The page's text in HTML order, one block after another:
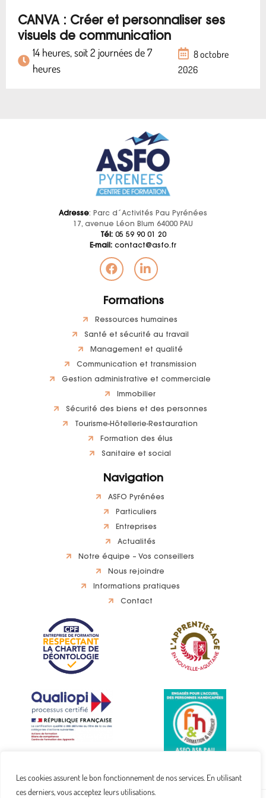
Les cookies assurent le bon fonctionnement de nos services. En utilisant
ces derniers, vous acceptez leurs utilisations.
CANVA : Créer et personnaliser ses
visuels de communication
14 heures, soit 2 journées de 7
heures
8 octobre
2026
Adresse: Parc d´Activités Pau Pyrénées
17, avenue Léon Blum 64000 PAU
Tél:05 59 90 01 20
E-mail: contact@asfo.fr
Formations
Ressources humaines
Santé et sécurité au travail
Management et qualité
Communication et transmission
Gestion administrative et commerciale
Immobilier
Sécurité des biens et des personnes
Tourisme-Hôtellerie-Restauration
Formation des élus
Sanitaire et social
Navigation
ASFO Pyrénées
Particuliers
Entreprises
Actualités
Notre équipe – Vos conseillers
Nous rejoindre
Informations pratiques
Contact